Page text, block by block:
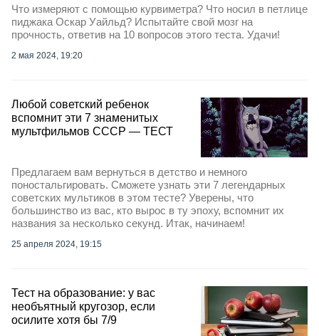
Что измеряют с помощью курвиметра? Что носил в петлице
пиджака Оскар Уайльд? Испытайте свой мозг на
прочность, ответив на 10 вопросов этого теста. Удачи!
2 мая 2024, 19:20
Любой советский ребенок
вспомнит эти 7 знаменитых
мультфильмов СССР — ТЕСТ
Предлагаем вам вернуться в детство и немного
поностальгировать. Сможете узнать эти 7 легендарных
советских мультиков в этом тесте? Уверены, что
большинство из вас, кто вырос в ту эпоху, вспомнит их
названия за несколько секунд. Итак, начинаем!
25 апреля 2024, 19:15
Тест на образование: у вас
необъятный кругозор, если
осилите хотя бы 7/9